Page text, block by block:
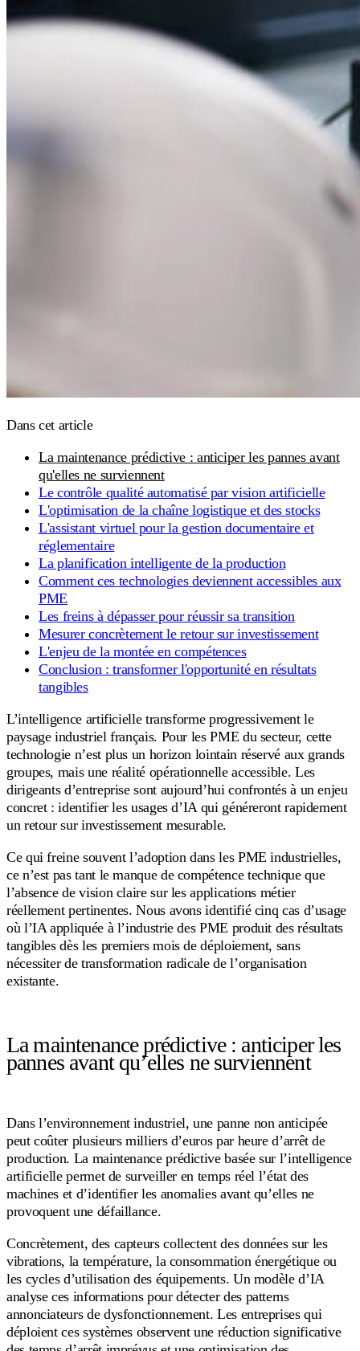
Dans cet article
La maintenance prédictive : anticiper les pannes avant
qu'elles ne surviennent
Le contrôle qualité automatisé par vision artificielle
L'optimisation de la chaîne logistique et des stocks
L'assistant virtuel pour la gestion documentaire et
réglementaire
La planification intelligente de la production
Comment ces technologies deviennent accessibles aux
PME
Les freins à dépasser pour réussir sa transition
Mesurer concrètement le retour sur investissement
L'enjeu de la montée en compétences
Conclusion : transformer l'opportunité en résultats
tangibles
L’intelligence artificielle transforme progressivement le
paysage industriel français. Pour les PME du secteur, cette
technologie n’est plus un horizon lointain réservé aux grands
groupes, mais une réalité opérationnelle accessible. Les
dirigeants d’entreprise sont aujourd’hui confrontés à un enjeu
concret : identifier les usages d’IA qui généreront rapidement
un retour sur investissement mesurable.
Ce qui freine souvent l’adoption dans les PME industrielles,
ce n’est pas tant le manque de compétence technique que
l’absence de vision claire sur les applications métier
réellement pertinentes. Nous avons identifié cinq cas d’usage
où l’IA appliquée à l’industrie des PME produit des résultats
tangibles dès les premiers mois de déploiement, sans
nécessiter de transformation radicale de l’organisation
existante.
La maintenance prédictive : anticiper les
pannes avant qu’elles ne surviennent
Dans l’environnement industriel, une panne non anticipée
peut coûter plusieurs milliers d’euros par heure d’arrêt de
production. La maintenance prédictive basée sur l’intelligence
artificielle permet de surveiller en temps réel l’état des
machines et d’identifier les anomalies avant qu’elles ne
provoquent une défaillance.
Concrètement, des capteurs collectent des données sur les
vibrations, la température, la consommation énergétique ou
les cycles d’utilisation des équipements. Un modèle d’IA
analyse ces informations pour détecter des patterns
annonciateurs de dysfonctionnement. Les entreprises qui
déploient ces systèmes observent une réduction significative